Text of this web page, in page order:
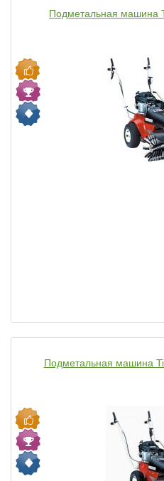
Подметальная машина
Подметальная машина